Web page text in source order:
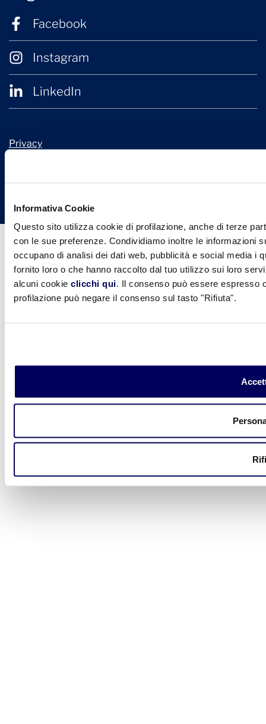
Informativa Cookie
Questo sito utilizza cookie di profilazione, anche di terze
con le sue preferenze. Condividiamo inoltre le informazioni
occupano di analisi dei dati web, pubblicità e social media i
fornito loro o che hanno raccolto dal tuo utilizzo sui loro
alcuni cookie clicchi qui. Il consenso può essere espresso
profilazione può negare il consenso sul tasto "Rifiuta".
Facebook
Instagram
LinkedIn
Privacy